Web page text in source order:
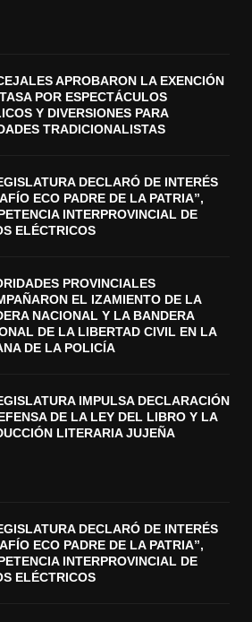
APROBARON LA EXENCIÓN
POR ESPECTÁCULOS
Y DIVERSIONES PARA
TRADICIONALISTAS
DECLARÓ DE INTERÉS
ECO PADRE DE LA PATRIA”,
INTERPROVINCIAL DE
ELÉCTRICOS
PROVINCIALES
EL IZAMIENTO DE LA
NACIONAL Y LA BANDERA
DE LA LIBERTAD CIVIL EN LA
DE LA POLICÍA
IMPULSA DECLARACIÓN
DE LA LEY DEL LIBRO Y LA
LITERARIA JUJEÑA
DECLARÓ DE INTERÉS
ECO PADRE DE LA PATRIA”,
INTERPROVINCIAL DE
ELÉCTRICOS